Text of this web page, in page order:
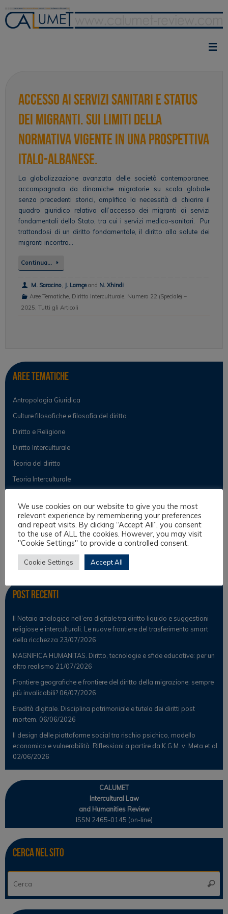
contenuto
Accesso ai servizi sanitari e status
dei migranti. Sui limiti della
normativa vigente in una prospettiva
italo-albanese.
La globalizzazione avanzata delle società contemporanee,
accompagnata da dinamiche migratorie su scala globale
senza precedenti storici, amplifica la necessità di chiarire il
quadro giuridico relativo all’accesso dei migranti ai servizi
fondamentali dello Stato, tra cui i servizi medico-sanitari. Pur
trattandosi di un diritto fondamentale, il diritto alla salute dei
migranti incontra…
Continua…
M. Saracino, J. Lamçeand N. Xhindi
Aree Tematiche, Diritto Interculturale, Numero 22 (Speciale) –
2025, Tutti gli Articoli
Aree tematiche
Antropologia Giuridica
Culture filosofiche e filosofia del diritto
Diritto e Religione
Diritto Interculturale
Teoria del diritto
Teoria Interculturale
Osservatorio
Notizie
Osservatorio Scientifico
Post Recenti
Il Notaio analogico nell’era digitale tra diritto liquido e suggestioni
religiose e interculturali. Le nuove frontiere del trasferimento smart
della ricchezza 23/07/2026
MAGNIFICA HUMANITAS. Diritto, tecnologie e sfide educative: per un
altro realismo 21/07/2026
Frontiere geografiche e frontiere del diritto della migrazione: sempre
più invalicabili? 06/07/2026
Eredità digitale. Disciplina patrimoniale e tutela dei diritti post
mortem. 06/06/2026
Il design delle piattaforme social tra rischio psichico, modello
economico e vulnerabilità. Riflessioni a partire da K.G.M. v. Meta et al.
02/06/2026
CALUMET
Intercultural Law
and Humanities Review
ISSN 2465-0145 (on-line)
Cerca nel sito
Cerca
We use cookies on our website to give you the most
relevant experience by remembering your preferences
and repeat visits. By clicking “Accept All”, you consent
to the use of ALL the cookies. However, you may visit
"Cookie Settings" to provide a controlled consent.
Cookie Settings Accept All